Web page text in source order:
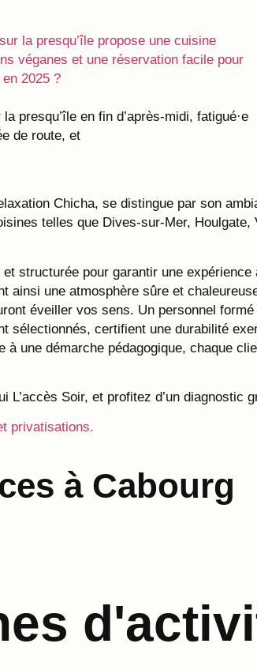
la presqu’île propose une cuisine
véganes et une réservation facile pour
2025 ?
presqu’île en fin d’après-midi, fatigué·e
de route, et
Chicha, se distingue par son
telles que Dives-sur-Mer,
structurée pour garantir une
une atmosphère sûre et
éveiller vos sens. Un personnel
certifient une durabilité
une démarche pédagogique, chaque
L’accès Soir, et profitez d’un
privatisations.
à Cabourg